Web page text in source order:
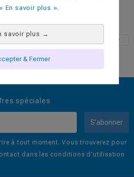
spéciales
S’abonner
à tout moment. Vous trouverez pour
dans les conditions d'utilisation
En savoir plus ».
savoir plus →
& Fermer